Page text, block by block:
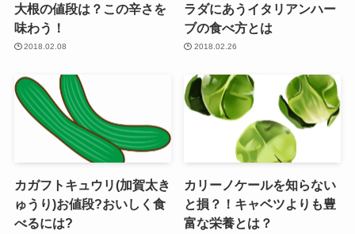
大根の値段は？この辛さを
味わう！
2018.02.08
ラダにあうイタリアンハー
ブの食べ方とは
2018.02.26
カガフトキュウリ(加賀太き
ゅうり)お値段?おいしく食
べるには?
カリーノケールを知らない
と損？！キャベツよりも豊
富な栄養とは？